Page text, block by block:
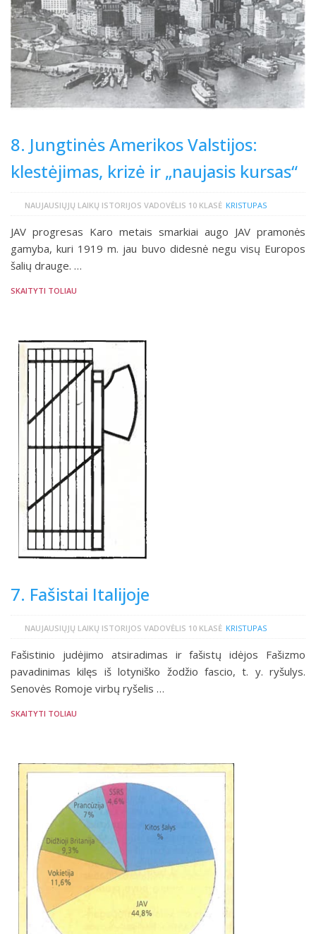
8. Jungtinės Amerikos Valstijos:
klestėjimas, krizė ir „naujasis kursas“
NAUJAUSIŲJŲ LAIKŲ ISTORIJOS VADOVĖLIS 10 KLASĖ KRISTUPAS
JAV progresas Karo metais smarkiai augo JAV pramonės
gamyba, kuri 1919 m. jau buvo didesnė negu visų Europos
šalių drauge. …
SKAITYTI TOLIAU
7. Fašistai Italijoje
NAUJAUSIŲJŲ LAIKŲ ISTORIJOS VADOVĖLIS 10 KLASĖ KRISTUPAS
Fašistinio judėjimo atsiradimas ir fašistų idėjos Fašizmo
pavadinimas kilęs iš lotyniško žodžio fascio, t. y. ryšulys.
Senovės Romoje virbų ryšelis …
SKAITYTI TOLIAU